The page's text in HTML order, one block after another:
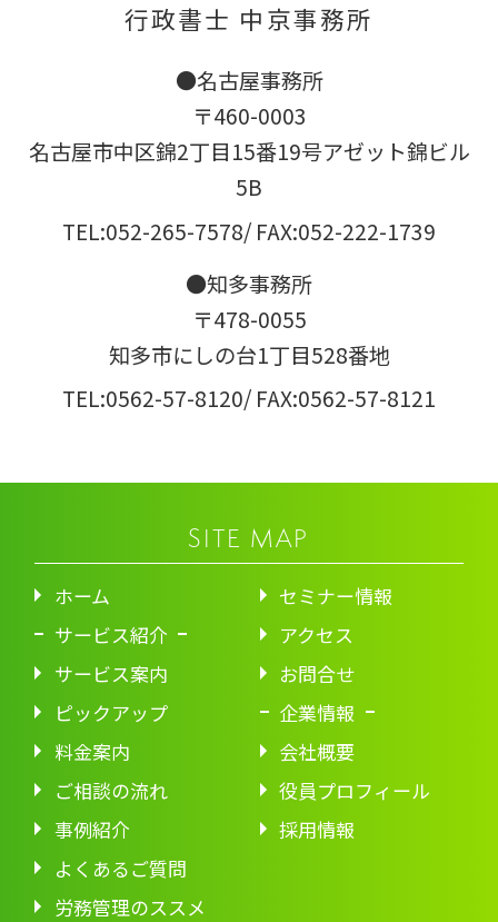
行政書士 中京事務所
●名古屋事務所
〒460-0003
名古屋市中区錦2丁目15番19号アゼット錦ビル
5B
TEL:052-265-7578/ FAX:052-222-1739
●知多事務所
〒478-0055
知多市にしの台1丁目528番地
TEL:0562-57-8120/ FAX:0562-57-8121
SITE MAP
ホーム
サービス紹介
サービス案内
ピックアップ
料金案内
ご相談の流れ
事例紹介
よくあるご質問
労務管理のススメ
セミナー情報
アクセス
お問合せ
企業情報
会社概要
役員プロフィール
採用情報